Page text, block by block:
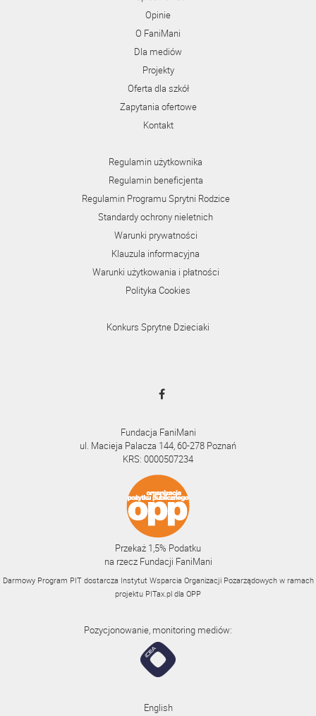
Opinie
O FaniMani
Dla mediów
Projekty
Oferta dla szkół
Zapytania ofertowe
Kontakt
Regulamin użytkownika
Regulamin beneficjenta
Regulamin Programu Sprytni Rodzice
Standardy ochrony nieletnich
Warunki prywatności
Klauzula informacyjna
Warunki użytkowania i płatności
Polityka Cookies
Konkurs Sprytne Dzieciaki
Fundacja FaniMani
ul. Macieja Palacza 144, 60-278 Poznań
KRS: 0000507234
Przekaż 1,5% Podatku
na rzecz Fundacji FaniMani
Darmowy Program PIT dostarcza Instytut Wsparcia Organizacji Pozarządowych w ramach
projektu PITax.pl dla OPP
Pozycjonowanie, monitoring mediów:
English